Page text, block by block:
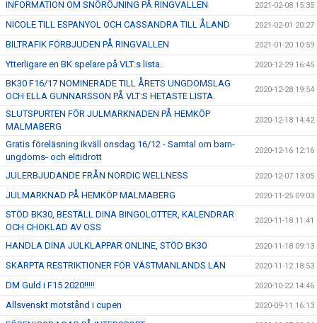
INFORMATION OM SNÖRÖJNING PÅ RINGVALLEN 2021-02-08 15:35
NICOLE TILL ESPANYOL OCH CASSANDRA TILL ÅLAND 2021-02-01 20:27
BILTRAFIK FÖRBJUDEN PÅ RINGVALLEN 2021-01-20 10:59
Ytterligare en BK spelare på VLT:s lista. 2020-12-29 16:45
BK30 F16/17 NOMINERADE TILL ÅRETS UNGDOMSLAG
OCH ELLA GUNNARSSON PÅ VLT:S HETASTE LISTA.
2020-12-28 19:54
SLUTSPURTEN FÖR JULMARKNADEN PÅ HEMKÖP
MALMABERG
2020-12-18 14:42
Gratis föreläsning ikväll onsdag 16/12 - Samtal om barn-
ungdoms- och elitidrott
2020-12-16 12:16
JULERBJUDANDE FRÅN NORDIC WELLNESS 2020-12-07 13:05
JULMARKNAD PÅ HEMKÖP MALMABERG 2020-11-25 09:03
STÖD BK30, BESTÄLL DINA BINGOLOTTER, KALENDRAR
OCH CHOKLAD AV OSS
2020-11-18 11:41
HANDLA DINA JULKLAPPAR ONLINE, STÖD BK30 2020-11-18 09:13
SKÄRPTA RESTRIKTIONER FÖR VÄSTMANLANDS LÄN 2020-11-12 18:53
DM Guld i F15 2020!!!!! 2020-10-22 14:46
Allsvenskt motstånd i cupen 2020-09-11 16:13